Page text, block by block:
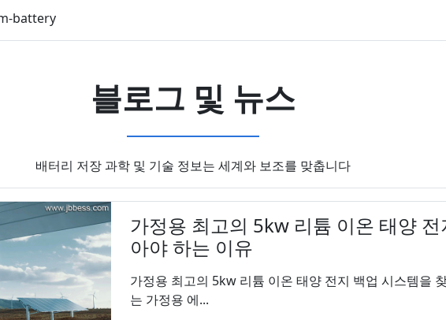
battery
블로그 및 뉴스
배터리 저장 과학 및 기술 정보는 세계와 보조를 맞춥니다
가정용 최고의 5kw 리튬 이온 태양
아야 하는 이유
가정용 최고의 5kw 리튬 이온 태양 전지 백업 시스템을
는 가정용 에...